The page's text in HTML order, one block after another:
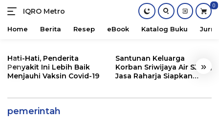
content
IQRO Metro
Lets
Bright
0
Home Berita Resep eBook Katalog Buku
« »
Hati-Hati, Penderita
Penyakit Ini Lebih Baik
Menjauhi Vaksin Covid-19
Santunan Keluarga
Korban Sriwijaya Air SJ182,
Jasa Raharja Siapkan
pemerintah
Tindakan Darurat
Info Metro|01/04/2021